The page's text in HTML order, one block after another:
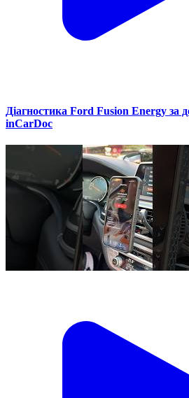
Діагностика Ford Fusion Energy за
inCarDoc